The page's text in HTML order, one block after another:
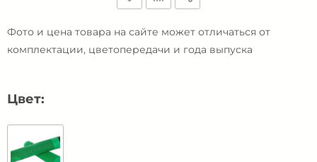
Фото и цена товара на сайте может отличаться от
комплектации, цветопередачи и года выпуска
Цвет: